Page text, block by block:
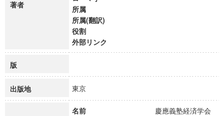
著者
所属
所属(翻訳)
役割
外部リンク
版
出版地 東京
名前 慶應義塾経済学会